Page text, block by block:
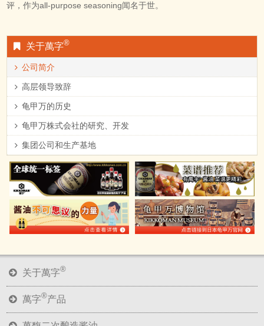
评，作为all-purpose seasoning闻名于世。
关于萬字®
公司简介
高层领导致辞
龟甲万的历史
龟甲万株式会社的研究、开发
集团公司和生产基地
关于萬字®
萬字®产品